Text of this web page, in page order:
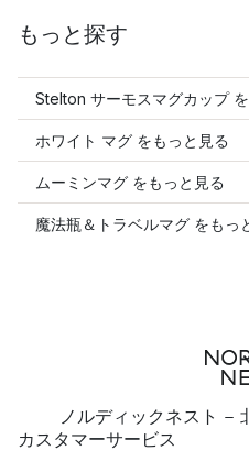
もっと探す
Stelton サーモスマグカップ
ホワイト マグ をもっと見る
ムーミンマグ をもっと見る
魔法瓶＆トラベルマグ をもっ
ノルディックネスト -
カスタマーサービス